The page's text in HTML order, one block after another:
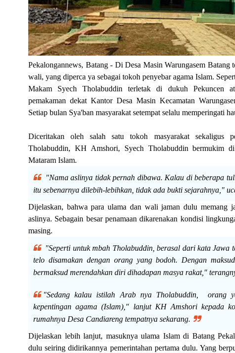
Pekalongannews, Batang- Di Desa Masin Warungasem Batang
wali, yang diperca ya sebagai tokoh penyebar agama Islam.
Makam Syech Tholabuddin terletak di dukuh Pekuncen
pemakaman dekat Kantor Desa Masin Kecamatan
Setiap bulan Sya'ban masyarakat setempat selalu memperingati
Diceritakan oleh salah satu tokoh masyarakat sekaligus
Tholabuddin, KH Amshori, Syech Tholabuddin bermukim
Mataram Islam.
"Nama aslinya tidak pernah dibawa. Kalau di beberapa
itu sebenarnya dilebih-lebihkan, tidak ada bukti sejarahnya,"
Dijelaskan, bahwa para ulama dan wali jaman dulu memang
aslinya. Sebagain besar penamaan dikarenakan kondisi
masing.
"Seperti untuk mbah Tholabuddin, berasal dari kata Jawa
telo disamakan dengan orang yang bodoh. Dengan
bermaksud merendahkan diri dihadapan masya rakat,"
"Sedang kalau istilah Arab nya Tholabuddin, orang
kepentingan agama (Islam)," lanjut KH Amshori kepada
rumahnya Desa Candiareng tempatnya sekarang.
Dijelaskan lebih lanjut, masuknya ulama Islam di Batang
dulu seiring didirikannya pemerintahan pertama dulu. Yang